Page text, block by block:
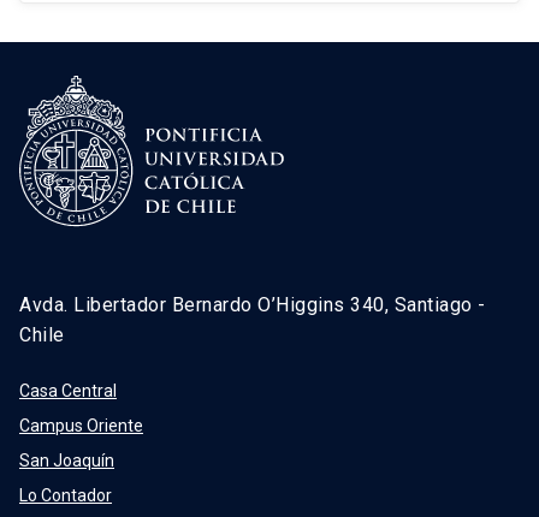
Avda. Libertador Bernardo O’Higgins 340, Santiago -
Chile
Casa Central
Campus Oriente
San Joaquín
Lo Contador